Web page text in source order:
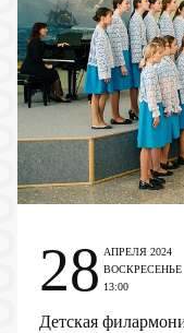
Детская
28 АПРЕЛЯ 2024
ВОСКРЕСЕНЬЕ
13:00